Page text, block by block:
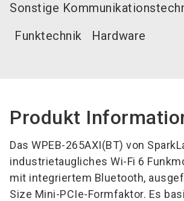
Sonstige
Funktechnik
Hardware
Produkt
Das WPEB-265AXI(BT) von
industrietaugliches Wi-Fi 6
mit integriertem Bluetooth,
Size Mini-PCIe-Formfaktor. Es